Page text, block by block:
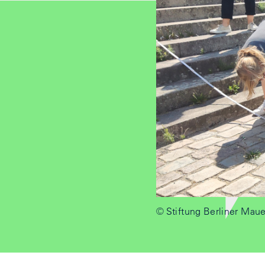
© Stiftung Berliner